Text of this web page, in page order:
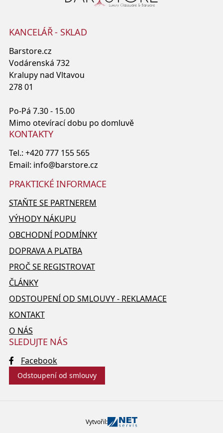
KANCELÁŘ - SKLAD
Barstore.cz
Vodárenská 732
Kralupy nad Vltavou
278 01
Po-Pá 7.30 - 15.00
Mimo otevírací dobu po domluvě
KONTAKTY
Tel.: +420 777 155 565
Email: info@barstore.cz
PRAKTICKÉ INFORMACE
STAŇTE SE PARTNEREM
VÝHODY NÁKUPU
OBCHODNÍ PODMÍNKY
DOPRAVA A PLATBA
PROČ SE REGISTROVAT
ČLÁNKY
ODSTOUPENÍ OD SMLOUVY - REKLAMACE
KONTAKT
O NÁS
SLEDUJTE NÁS
Facebook
Odstoupení od smlouvy
Vytvořil: